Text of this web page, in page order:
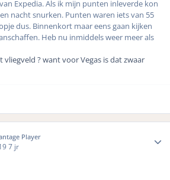
Expedia. Als ik mijn punten inleverde kon
nacht snurken. Punten waren iets van 55
dus. Binnenkort maar eens gaan kijken
Heb nu inmiddels weer meer als
? want voor Vegas is dat zwaar
Player
7 jr